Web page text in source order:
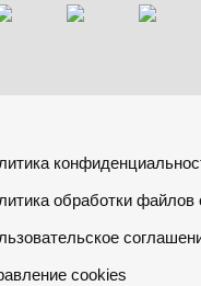
обработки файлов
cookies